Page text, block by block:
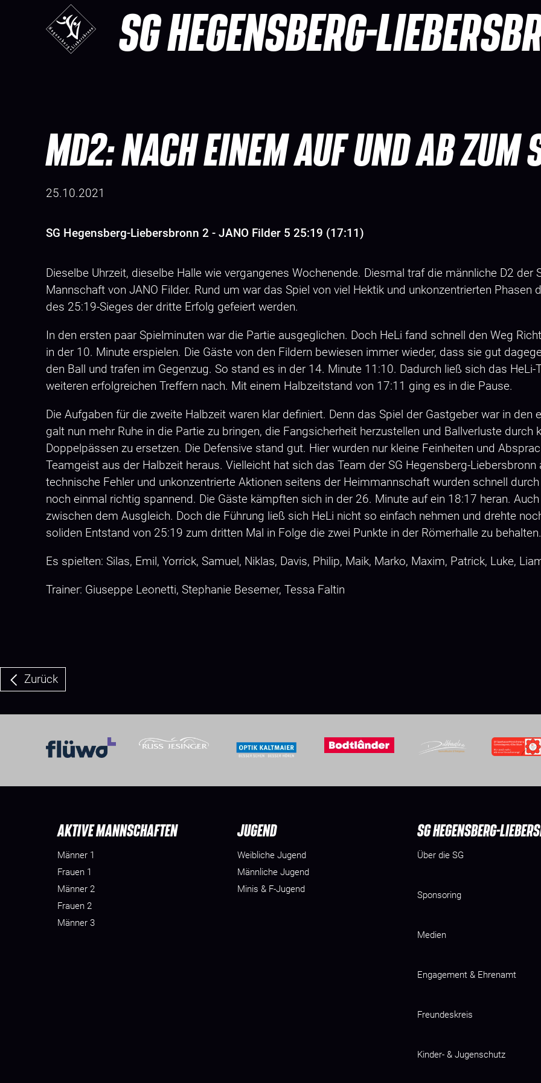
SG HEGENSBERG-
MD2: NACH EINEM AUF UND AB ZUM
25.10.2021
SG Hegensberg-Liebersbronn 2 - JANO Filder 5 25:19 (17:11)
Dieselbe Uhrzeit, dieselbe Halle wie vergangenes Wochenende. Diesmal traf die männliche D2
Mannschaft von JANO Filder. Rund um war das Spiel von viel Hektik und unkonzentrierten
des 25:19-Sieges der dritte Erfolg gefeiert werden.
In den ersten paar Spielminuten war die Partie ausgeglichen. Doch HeLi fand schnell den Weg
in der 10. Minute erspielen. Die Gäste von den Fildern bewiesen immer wieder, dass sie gut
den Ball und trafen im Gegenzug. So stand es in der 14. Minute 11:10. Dadurch ließ sich das
weiteren erfolgreichen Treffern nach. Mit einem Halbzeitstand von 17:11 ging es in die Pause.
Die Aufgaben für die zweite Halbzeit waren klar definiert. Denn das Spiel der Gastgeber war in
galt nun mehr Ruhe in die Partie zu bringen, die Fangsicherheit herzustellen und Ballverluste
Doppelpässen zu ersetzen. Die Defensive stand gut. Hier wurden nur kleine Feinheiten und
Teamgeist aus der Halbzeit heraus. Vielleicht hat sich das Team der SG Hegensberg-
technische Fehler und unkonzentrierte Aktionen seitens der Heimmannschaft wurden schnell
noch einmal richtig spannend. Die Gäste kämpften sich in der 26. Minute auf ein 18:17 heran.
zwischen dem Ausgleich. Doch die Führung ließ sich HeLi nicht so einfach nehmen und drehte
soliden Entstand von 25:19 zum dritten Mal in Folge die zwei Punkte in der Römerhalle zu
Es spielten: Silas, Emil, Yorrick, Samuel, Niklas, Davis, Philip, Maik, Marko, Maxim, Patrick, Luke,
Trainer: Giuseppe Leonetti, Stephanie Besemer, Tessa Faltin
Zurück
AKTIVE MANNSCHAFTEN
Männer 1
Frauen 1
Männer 2
Frauen 2
Männer 3
JUGEND
Weibliche Jugend
Männliche Jugend
Minis & F-Jugend
SG HEGENSBERG-
Über die SG
Sponsoring
Medien
Engagement & Ehrenamt
Freundeskreis
Kinder- & Jugenschutz